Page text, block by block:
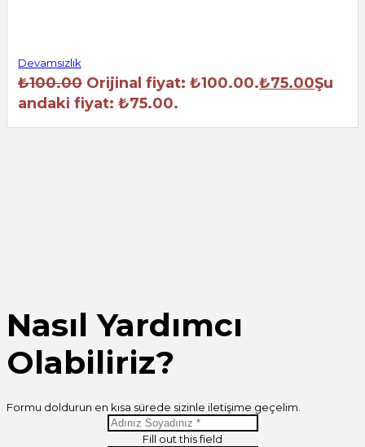
Devamsızlık
₺100.00 Orijinal fiyat: ₺100.00.₺75.00Şu
andaki fiyat: ₺75.00.
Nasıl Yardımcı
Olabiliriz?
Formu doldurun en kısa sürede sizinle iletişime geçelim.
Fill out this field